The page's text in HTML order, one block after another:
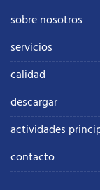
sobre nosotros
servicios
calidad
descargar
actividades
contacto